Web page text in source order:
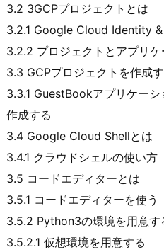
3.2 3GCPプロジェクトとは
3.2.1 Google Cloud Identity
3.2.2 プロジェクトとアプリケ
3.3 GCPプロジェクトを作成
3.3.1 GuestBookアプリケー
作成する
3.4 Google Cloud Shellとは
3.4.1 クラウドシェルの使い方
3.5 コードエディターとは
3.5.1 コードエディターを使う
3.5.2 Python3の環境を用意す
3.5.2.1 仮想環境を用意する